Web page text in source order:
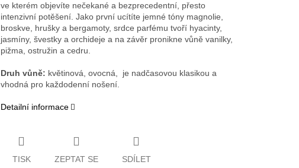
ve kterém objevíte nečekané a bezprecedentní, přesto
intenzivní potěšení. Jako první ucítíte jemné tóny magnolie,
broskve, hrušky a bergamoty, srdce parfému tvoří hyacinty,
jasmíny, švestky a orchideje a na závěr pronikne vůně vanilky,
pižma, ostružin a cedru.
Druh vůně: květinová, ovocná, je nadčasovou klasikou a
vhodná pro každodenní nošení.
Detailní informace
TISK ZEPTAT SE SDÍLET